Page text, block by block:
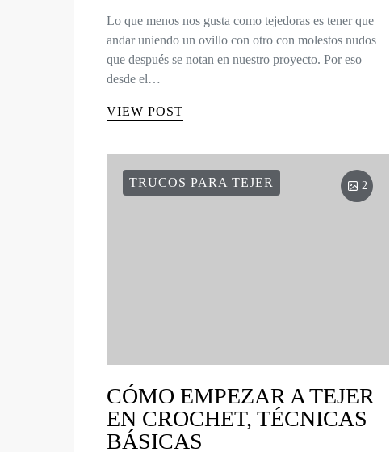
Lo que menos nos gusta como tejedoras es tener que
andar uniendo un ovillo con otro con molestos nudos
que después se notan en nuestro proyecto. Por eso
desde el…
VIEW POST
TRUCOS PARA TEJER 2
CÓMO EMPEZAR A TEJER
EN CROCHET, TÉCNICAS
BÁSICAS